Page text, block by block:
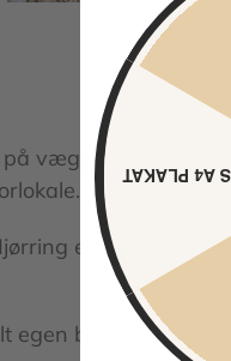
væggen. Den
eller hvilken
egen by plakat og
GRATIS A4